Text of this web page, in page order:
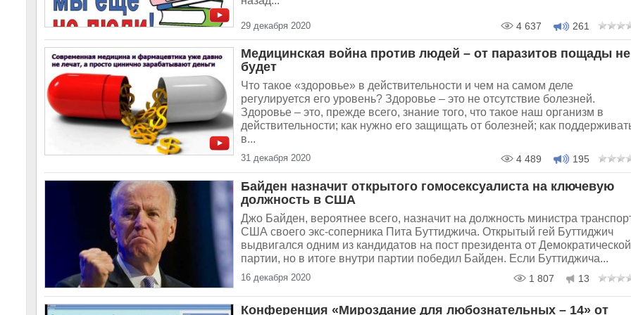
29 декабря 2020 4 637 261
Медицинская война против людей – от паразитов пощады не
будет
Что такое «здоровье» в действительности и чем на самом деле
регулируется его уровень? Здоровье – это не отсутствие болезней.
Здоровье – это, прежде всего, знание того, что такое наш организм в
действительности; как нужно его защищать от болезней; как
в...
31 декабря 2020 4 489 195
Байден назначит открытого гомосексуалиста на ключевую
должность в США
Джо Байден, вероятнее всего, назначит на должность министра
США своего экс-соперника Пита Буттиджича. Открытый гей Буттиджич
выдвигался одним из кандидатов на пост президента от Демократической
партии, но в итоге внутри партии победил Байден. Если Буттиджича...
16 декабря 2020 1 807 13
Конференция «Мироздание для любознательных – 14» от